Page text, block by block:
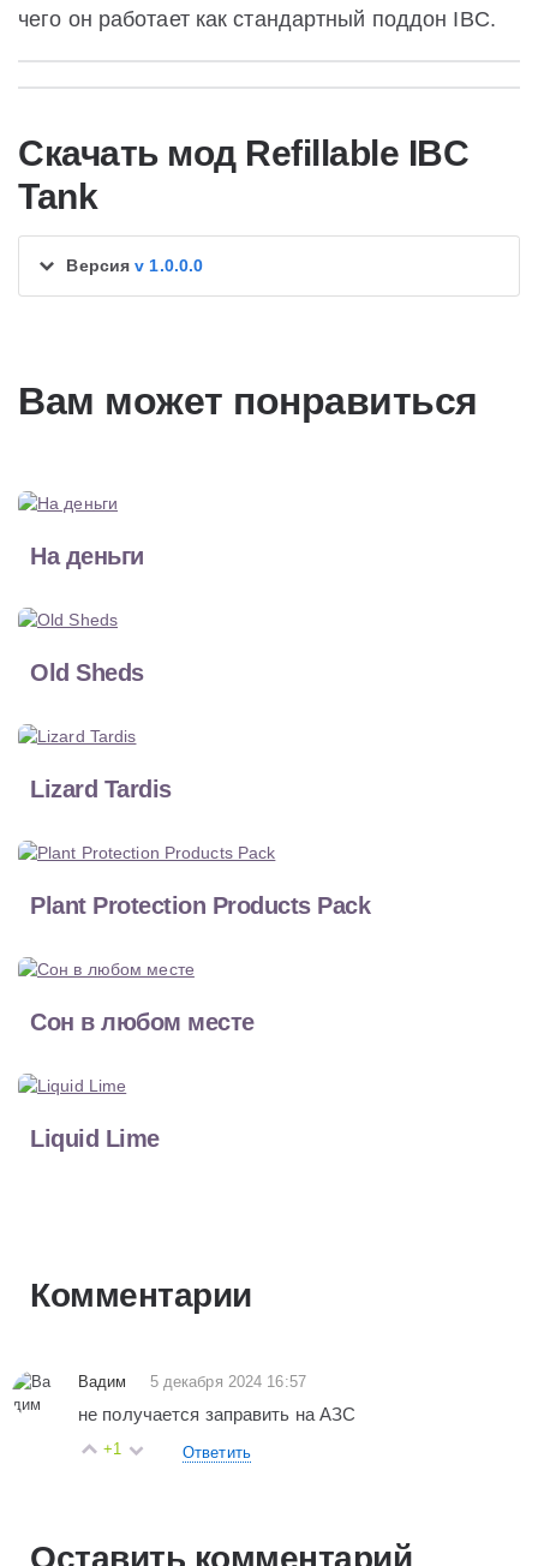
чего он работает как стандартный поддон IBC.
Скачать мод Refillable IBC
Tank
Версияv 1.0.0.0
Вам может понравиться
На деньги
Old Sheds
Lizard Tardis
Plant Protection Products Pack
Сон в любом месте
Liquid Lime
Комментарии
Вадим 5 декабря 2024 16:57
не получается заправить на АЗС
+1 Ответить